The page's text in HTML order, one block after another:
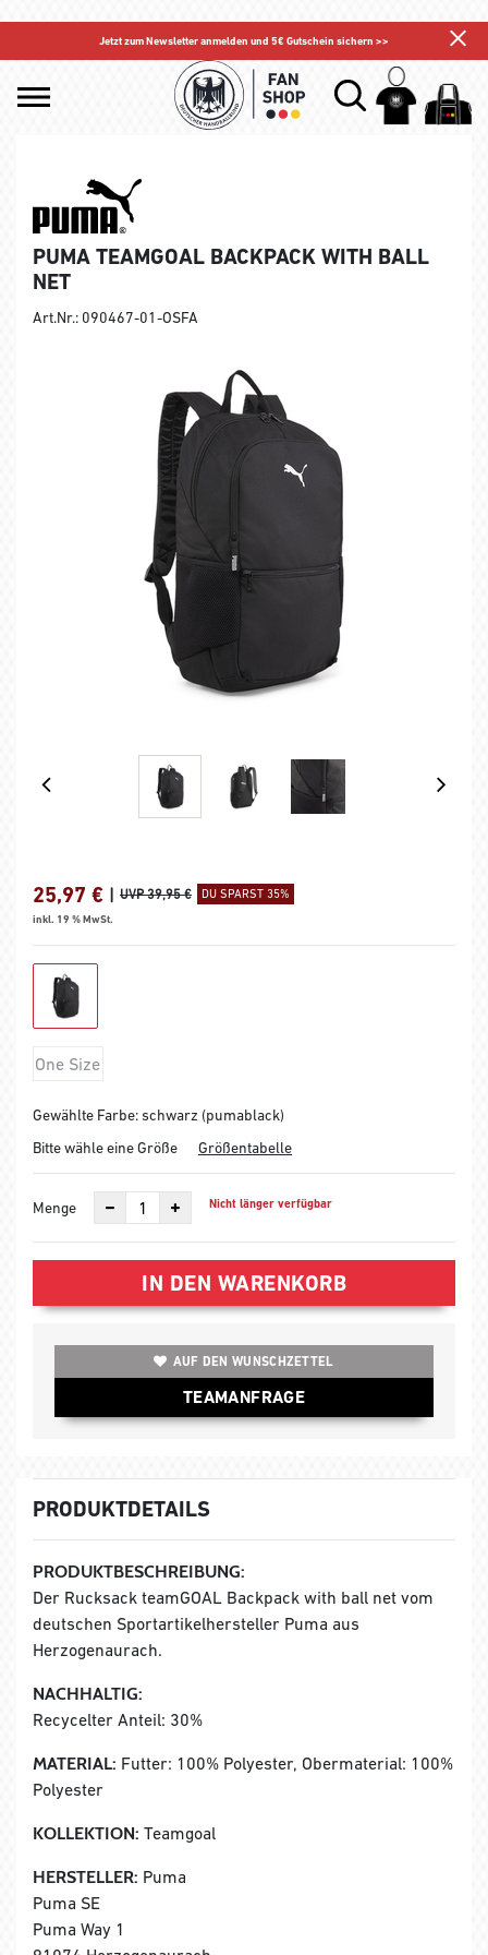
Jetzt zum Newsletter anmelden und 5€ Gutschein sichern >>
PUMA TEAMGOAL BACKPACK WITH BALL
NET
Art.Nr.: 090467-01-OSFA
25,97 € | UVP 39,95 € DU SPARST 35%
inkl. 19 % MwSt.
One Size
Gewählte Farbe: schwarz (pumablack)
Bitte wähle eine Größe
Größentabelle
Menge Nicht länger verfügbar
IN DEN WARENKORB
AUF DEN WUNSCHZETTEL
TEAMANFRAGE
PRODUKTDETAILS
PRODUKTBESCHREIBUNG:
Der Rucksack teamGOAL Backpack with ball net vom
deutschen Sportartikelhersteller Puma aus
Herzogenaurach.
NACHHALTIG:
Recycelter Anteil: 30%
MATERIAL: Futter: 100% Polyester, Obermaterial: 100%
Polyester
KOLLEKTION: Teamgoal
HERSTELLER: Puma
Puma SE
Puma Way 1